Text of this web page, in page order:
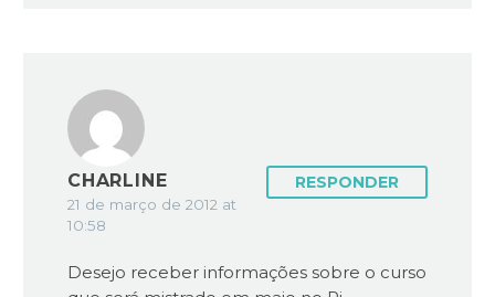
CHARLINE
21 de março de 2012 at
10:58
RESPONDER
Desejo receber informações sobre o curso